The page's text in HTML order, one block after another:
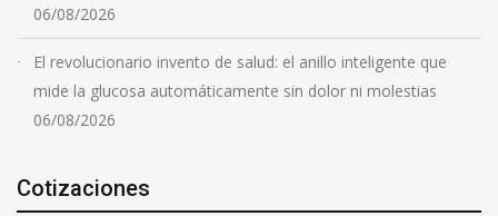
06/08/2026
El revolucionario invento de salud: el anillo inteligente que
mide la glucosa automáticamente sin dolor ni molestias
06/08/2026
Cotizaciones